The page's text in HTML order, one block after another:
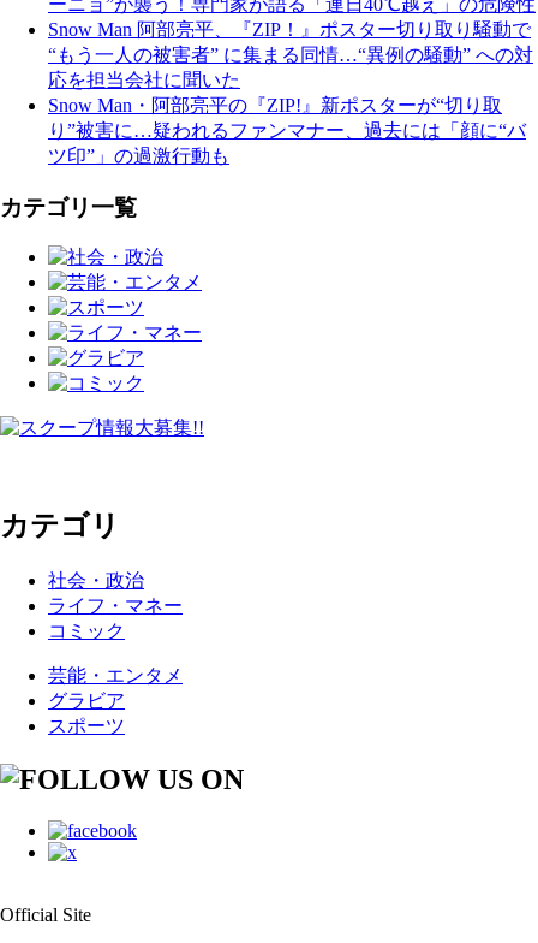
Snow Man 阿部亮平、『ZIP！』ポスター切り取り騒動で
“もう一人の被害者” に集まる同情…“異例の騒動” への対
応を担当会社に聞いた
Snow Man・阿部亮平の『ZIP!』新ポスターが“切り取
り”被害に…疑われるファンマナー、過去には「顔に“バ
ツ印”」の過激行動も
カテゴリ一覧
カテゴリ
社会・政治
ライフ・マネー
コミック
芸能・エンタメ
グラビア
スポーツ
Official Site